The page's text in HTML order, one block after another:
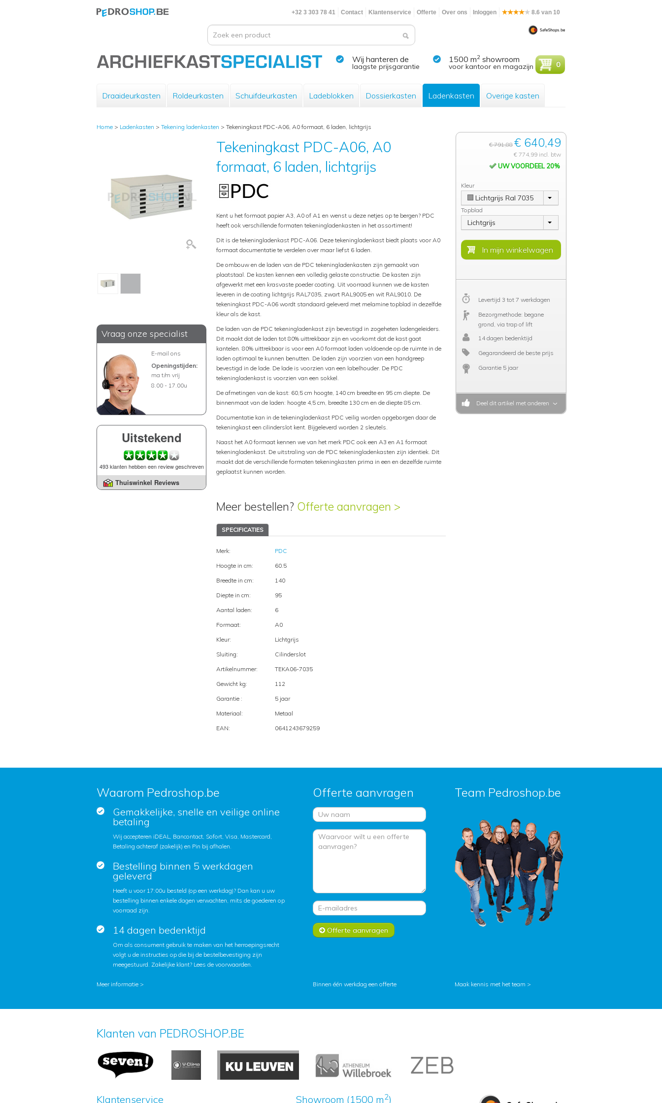
+32 3 303 78 41 Contact Klantenservice Offerte Over ons Inloggen 8.6 van 10
Wij hanteren de
laagste prijsgarantie
1500 m2 showroom
voor kantoor en magazijn 0
Draaideurkasten Roldeurkasten Schuifdeurkasten Ladeblokken Dossierkasten Ladenkasten Overige kasten
Home > Ladenkasten > Tekening ladenkasten > Tekeningkast PDC-A06, A0 formaat, 6 laden, lichtgrijs
Vraag onze specialist
E-mail ons
Openingstijden:
ma t/m vrij
8.00 - 17.00u
Uitstekend
493 klanten hebben een review geschreven
Thuiswinkel Reviews
Tekeningkast PDC-A06, A0
formaat, 6 laden, lichtgrijs
Kent u het formaat papier A3, A0 of A1 en wenst u deze netjes op te bergen? PDC
heeft ook verschillende formaten tekeningladenkasten in het assortiment!
Dit is de tekeningladenkast PDC-A06. Deze tekeningladenkast biedt plaats voor A0
formaat documentatie te verdelen over maar liefst 6 laden.
De ombouw en de laden van de PDC tekeningladenkasten zijn gemaakt van
plaatstaal. De kasten kennen een volledig gelaste constructie. De kasten zijn
afgewerkt met een krasvaste poeder coating. Uit voorraad kunnen we de kasten
leveren in de coating lichtgrijs RAL7035, zwart RAL9005 en wit RAL9010. De
tekeningkast PDC-A06 wordt standaard geleverd met melamine topblad in dezelfde
kleur als de kast.
De laden van de PDC tekeningladenkast zijn bevestigd in zogeheten ladengeleiders.
Dit maakt dat de laden tot 80% uittrekbaar zijn en voorkomt dat de kast gaat
kantelen. 80% uittrekbaar is voor een A0 formaat laden voldoende op de ruimte in de
laden optimaal te kunnen benutten. De laden zijn voorzien van een handgreep
bevestigd in de lade. De lade is voorzien van een labelhouder. De PDC
tekeningladenkast is voorzien van een sokkel.
De afmetingen van de kast: 60,5 cm hoogte, 140 cm breedte en 95 cm diepte. De
binnenmaat van de laden: hoogte 4,5 cm, breedte 130 cm en de diepte 85 cm.
Documentatie kan in de tekeningladenkast PDC veilig worden opgeborgen daar de
tekeningkast een cilinderslot kent. Bijgeleverd worden 2 sleutels.
Naast het A0 formaat kennen we van het merk PDC ook een A3 en A1 formaat
tekeningladenkast. De uitstraling van de PDC tekeningladenkasten zijn identiek. Dit
maakt dat de verschillende formaten tekeningkasten prima in een en dezelfde ruimte
geplaatst kunnen worden.
Meer bestellen? Offerte aanvragen >
SPECIFICATIES
Merk:
PDC
Hoogte in cm:
60.5
Breedte in cm:
140
Diepte in cm:
95
Aantal laden:
6
Formaat:
A0
Kleur:
Lichtgrijs
Sluiting:
Cilinderslot
Artikelnummer:
TEKA06-7035
Gewicht kg:
112
Garantie :
5 jaar
Materiaal:
Metaal
EAN:
0641243679259
€ 791,88 € 640,49
€ 774,99 incl. btw
UW VOORDEEL 20%
Kleur
Lichtgrijs Ral 7035
Topblad
Lichtgrijs
Levertijd 3 tot 7 werkdagen
Bezorgmethode: begane
grond, via trap of lift
14 dagen bedenktijd
Gegarandeerd de beste prijs
Garantie 5 jaar
Deel dit artikel met anderen
Waarom Pedroshop.be
Gemakkelijke, snelle en veilige online
betaling
Wij accepteren iDEAL, Bancontact, Sofort, Visa, Mastercard,
Betaling achteraf (zakelijk) en Pin bij afhalen.
Bestelling binnen 5 werkdagen
geleverd
Heeft u voor 17:00u besteld (op een werkdag)? Dan kan u uw
bestelling binnen enkele dagen verwachten, mits de goederen op
voorraad zijn.
14 dagen bedenktijd
Om als consument gebruik te maken van het herroepingsrecht
volgt u de instructies op die bij de bestelbevestiging zijn
meegestuurd. Zakelijke klant? Lees de voorwaarden.
Offerte aanvragen
Offerte aanvragen
Team Pedroshop.be
Meer informatie > Binnen één werkdag een offerte Maak kennis met het team >
Klanten van PEDROSHOP.BE
Klantenservice Showroom (1500 m2)